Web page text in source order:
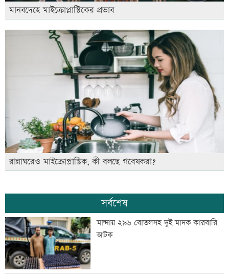
মানবদেহে মাইক্রোপ্লাস্টিকের প্রভাব
রান্নাঘরেও মাইক্রোপ্লাস্টিক, কী বলছে গবেষকরা?
সর্বশেষ
মান্দায় ২৯৬ বোতলসহ দুই মাদক কারবারি
আটক